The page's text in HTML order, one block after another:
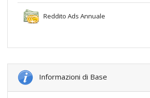
Reddito Ads Annuale
Informazioni di Base